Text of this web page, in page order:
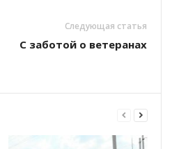
Следующая статья
С заботой о ветеранах